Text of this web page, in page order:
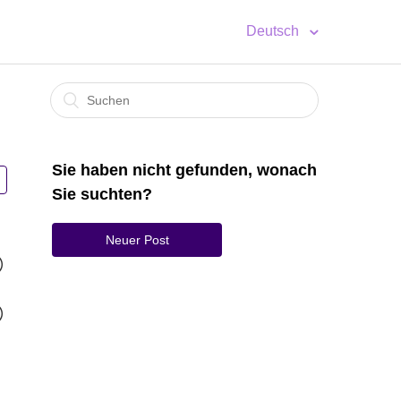
Deutsch
Sie haben nicht gefunden, wonach
Sie suchten?
Neuer Post